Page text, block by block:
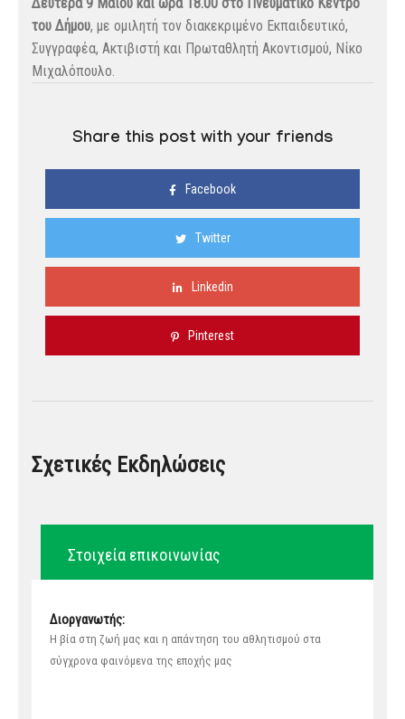
Δευτέρα 9 Μαΐου και ώρα 18.00 στο Πνευματικό Κέντρο
του Δήμου, με ομιλητή τον διακεκριμένο Εκπαιδευτικό,
Συγγραφέα, Ακτιβιστή και Πρωταθλητή Ακοντισμού, Νίκο
Μιχαλόπουλο.
Share this post with your friends
Facebook
Twitter
Linkedin
Pinterest
Σχετικές Εκδηλώσεις
Στοιχεία επικοινωνίας
Διοργανωτής:
Η βία στη ζωή μας και η απάντηση του αθλητισμού στα
σύγχρονα φαινόμενα της εποχής μας